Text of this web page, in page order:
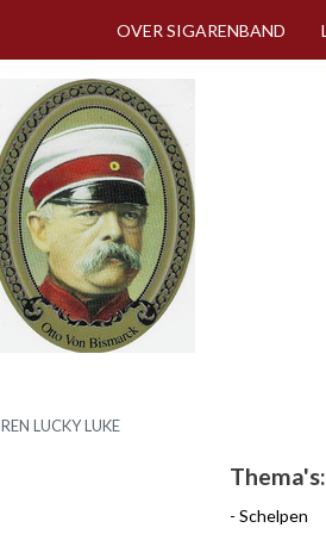
OVER SIGARENBAND
LUCKY LUKE
Thema's:
Schelpen